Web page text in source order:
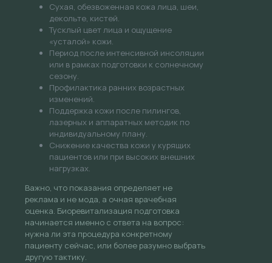
Сухая, обезвоженная кожа лица, шеи,
декольте, кистей.
Тусклый цвет лица и ощущение
«усталой» кожи.
Период после интенсивной инсоляции
или в рамках подготовки к солнечному
сезону.
Профилактика ранних возрастных
изменений.
Поддержка кожи после пилингов,
лазерных и аппаратных методик по
индивидуальному плану.
Снижение качества кожи у курящих
пациентов или при высоких внешних
нагрузках.
Важно, что показания определяет не
реклама и не мода, а очная врачебная
оценка. Биоревитализация подготовка
начинается именно с ответа на вопрос:
нужна ли эта процедура конкретному
пациенту сейчас, или более разумно выбрать
другую тактику.